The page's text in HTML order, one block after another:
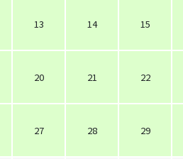
13 14 15
20 21 22
27 28 29